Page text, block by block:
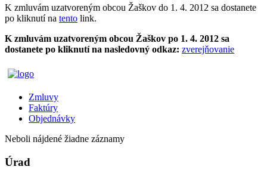
K zmluvám uzatvoreným obcou Žaškov do 1. 4. 2012 sa dostanete
po kliknutí na tento link.
K zmluvám uzatvoreným obcou Žaškov po 1. 4. 2012 sa
dostanete po kliknutí na nasledovný odkaz: zverejňovanie
Zmluvy
Faktúry
Objednávky
Neboli nájdené žiadne záznamy
Úrad